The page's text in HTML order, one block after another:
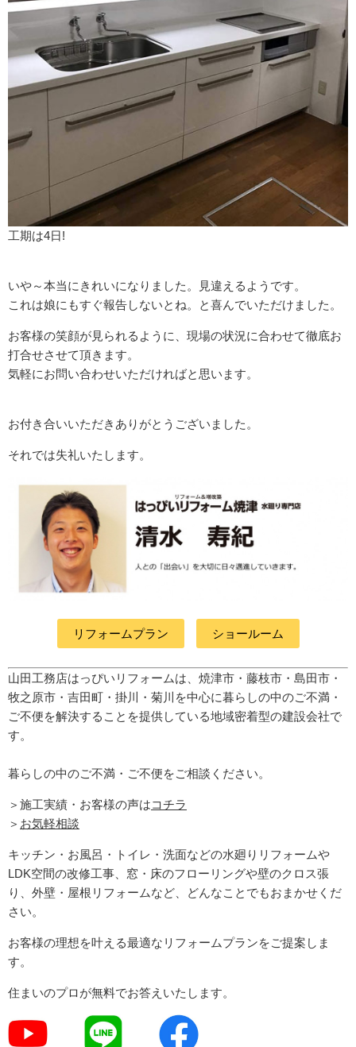
工期は4日!
いや～本当にきれいになりました。見違えるようです。
これは娘にもすぐ報告しないとね。と喜んでいただけました。
お客様の笑顔が見られるように、現場の状況に合わせて徹底お
打合せさせて頂きます。
気軽にお問い合わせいただければと思います。
お付き合いいただきありがとうございました。
それでは失礼いたします。
リフォームプラン ショールーム
山田工務店はっぴいリフォームは、焼津市・藤枝市・島田市・
牧之原市・吉田町 ・掛川・菊川 を中心に暮らしの中のご不満・
ご不便を解決することを提供している地域密着型の建設会社で
す。
暮らしの中のご不満・ご不便をご相談ください。
＞施工実績・お客様の声はコチラ
＞ お気軽相談
キッチン・お風呂・トイレ・洗面などの水廻りリフォームや
LDK空間の改修工事、窓・床のフローリングや壁のクロス張
り、外壁・屋根リフォームなど、どんなことでもおまかせくだ
さい。
お客様の理想を叶える最適なリフォームプランをご提案しま
す。
住まいのプロが無料でお答えいたします。